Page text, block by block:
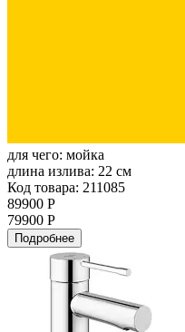
для чего: мойка
длина излива: 22 см
Код товара: 211085
89900 Р
79900 Р
Подробнее